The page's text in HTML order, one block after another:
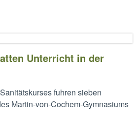
Unterricht in der
fuhren sieben
Martin-von-Cochem-Gymnasiums